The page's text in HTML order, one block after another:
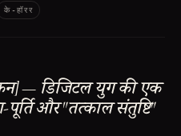
के‑हॉरर
— डिजिटल युग की एक
और "तत्काल संतुष्टि"